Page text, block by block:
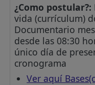
¿Como postular?:
vida (currículum)
Documentario
desde las 08:30
único día de
cronograma
Ver aquí